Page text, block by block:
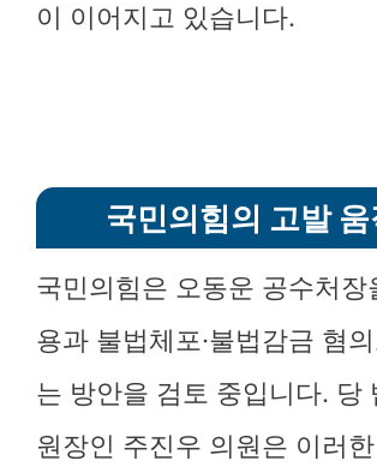
이 이어지고 있습니다.
국민의힘의 고발 움
국민의힘은 오동운 공수처장
용과 불법체포·불법감금 혐
는 방안을 검토 중입니다. 당
원장인 주진우 의원은 이러